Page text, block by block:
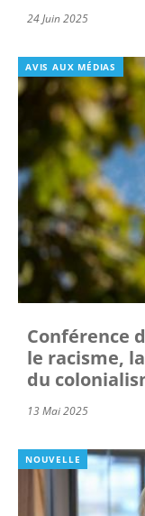
24 Juin 2025
AVIS AUX MÉDIAS
Conférence
le racisme,
du
13 Mai 2025
NOUVELLE